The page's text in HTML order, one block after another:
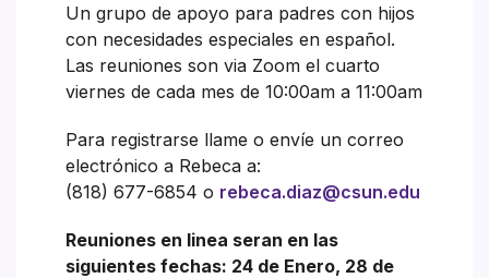
Un grupo de apoyo para padres con hijos
con necesidades especiales en español.
Las reuniones son via Zoom el cuarto
viernes de cada mes de 10:00am a 11:00am
Para registrarse llame o envíe un correo
electrónico a Rebeca a:
(818) 677-6854 o rebeca.diaz@csun.edu
Reuniones en linea seran en las
siguientes fechas: 24 de Enero, 28 de